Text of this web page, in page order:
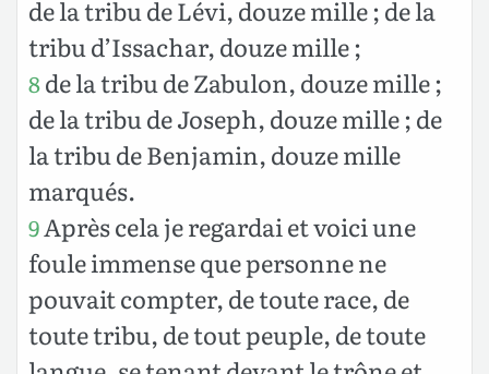
de la tribu de Lévi, douze mille ; de la
tribu d’Issachar, douze mille ;
8de la tribu de Zabulon, douze mille ;
de la tribu de Joseph, douze mille ; de
la tribu de Benjamin, douze mille
marqués.
9Après cela je regardai et voici une
foule immense que personne ne
pouvait compter, de toute race, de
toute tribu, de tout peuple, de toute